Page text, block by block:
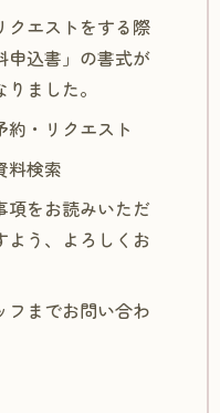
クエストをする際
申込書」の書式が
ました。
・リクエスト
検索
項をお読みいただ
よう、よろしくお
フまでお問い合わ